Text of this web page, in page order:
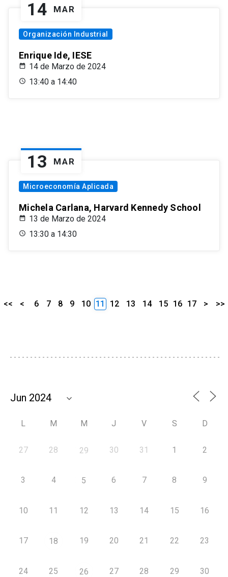
14 MAR
Organización Industrial
Enrique Ide, IESE
14 de Marzo de 2024
13:40 a 14:40
13 MAR
Microeconomía Aplicada
Michela Carlana, Harvard Kennedy School
13 de Marzo de 2024
13:30 a 14:30
<< < 6 7 8 9 10 11 12 13 14 15 16 17 > >>
L M M J V S D
27 28 29 30 31 1 2
3 4 5 6 7 8 9
10 11 12 13 14 15 16
17 18 19 20 21 22 23
24 25 26 27 28 29 30